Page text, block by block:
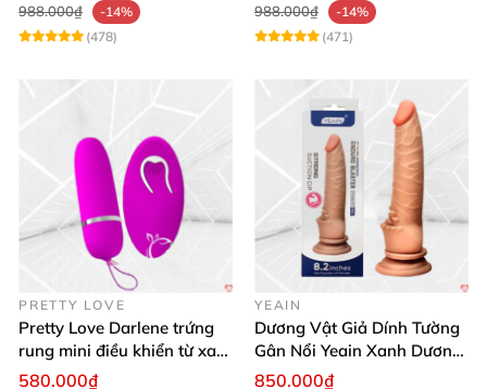
988.000₫
-14%
(478)
988.000₫
-14%
(471)
PRETTY LOVE
Pretty Love Darlene trứng
rung mini điều khiển từ xa
12 chế độ rung mạnh
580.000₫
YEAIN
Dương Vật Giả Dính Tường
Gân Nổi Yeain Xanh Dương
8.2 Siêu Thật
850.000₫